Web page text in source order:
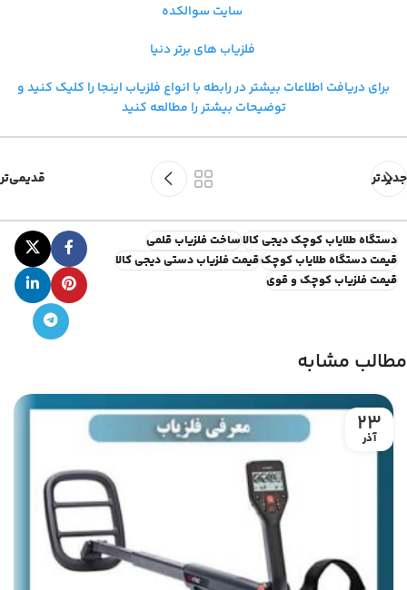
سایت سوالکده
فلزیاب های برتر دنیا
برای دریافت اطلاعات بیشتر در رابطه با انواع فلزیاب اینجا را کلیک کنید و
توضیحات بیشتر را مطالعه کنید
جدیدتر قدیمی‌تر
دستگاه طلایاب کوچک دیجی کالاساخت فلزیاب قلمی
قیمت دستگاه طلایاب کوچکقیمت فلزیاب دستی دیجی کالا
قیمت فلزیاب کوچک و قوی
مطالب مشابه
23
آذر